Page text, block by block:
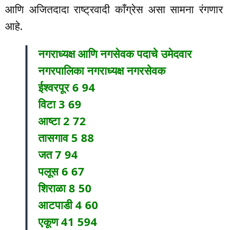
आणि अजितदादा राष्ट्रवादी काँग्रेस असा सामना रंगणार
आहे.
नगराध्यक्ष आणि नगसेवक पदाचे उमेदवार
नगरपालिका नगराध्यक्ष नगरसेवक
ईश्वरपूर 6 94
विटा 3 69
आष्टा 2 72
तासगाव 5 88
जत 7 94
पलूस 6 67
शिराळा 8 50
आटपाडी 4 60
एकूण 41 594